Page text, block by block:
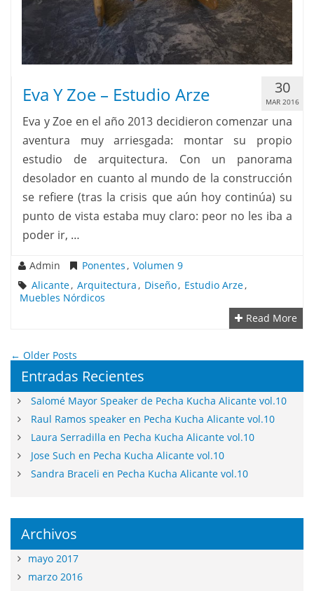
Eva Y Zoe – Estudio Arze 30
MAR 2016
Eva y Zoe en el año 2013 decidieron comenzar una
aventura muy arriesgada: montar su propio
estudio de arquitectura. Con un panorama
desolador en cuanto al mundo de la construcción
se refiere (tras la crisis que aún hoy continúa) su
punto de vista estaba muy claro: peor no les iba a
poder ir, …
Admin Ponentes , Volumen 9
Alicante, Arquitectura , Diseño, Estudio Arze,
Muebles Nórdicos
Read More
← Older Posts
Entradas Recientes
Salomé Mayor Speaker de Pecha Kucha Alicante vol.10
Raul Ramos speaker en Pecha Kucha Alicante vol.10
Laura Serradilla en Pecha Kucha Alicante vol.10
Jose Such en Pecha Kucha Alicante vol.10
Sandra Braceli en Pecha Kucha Alicante vol.10
Archivos
mayo 2017
marzo 2016